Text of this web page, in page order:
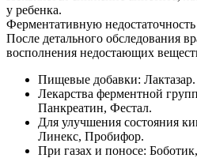
у ребенка.
Ферментативную недостаточность
После детального обследования
восполнения недостающих
Пищевые добавки: Лактазар.
Лекарства ферментной
Панкреатин, Фестал.
Для улучшения состояния
Линекс, Пробифор.
При газах и поносе: